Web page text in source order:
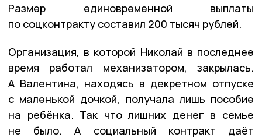
Размер единовременной выплаты
по соцконтракту составил 200 тысяч рублей.
Организация, в которой Николай в последнее
время работал механизатором, закрылась.
А Валентина, находясь в декретном отпуске
с маленькой дочкой, получала лишь пособие
на ребёнка. Так что лишних денег в семье
не было. А социальный контракт даёт